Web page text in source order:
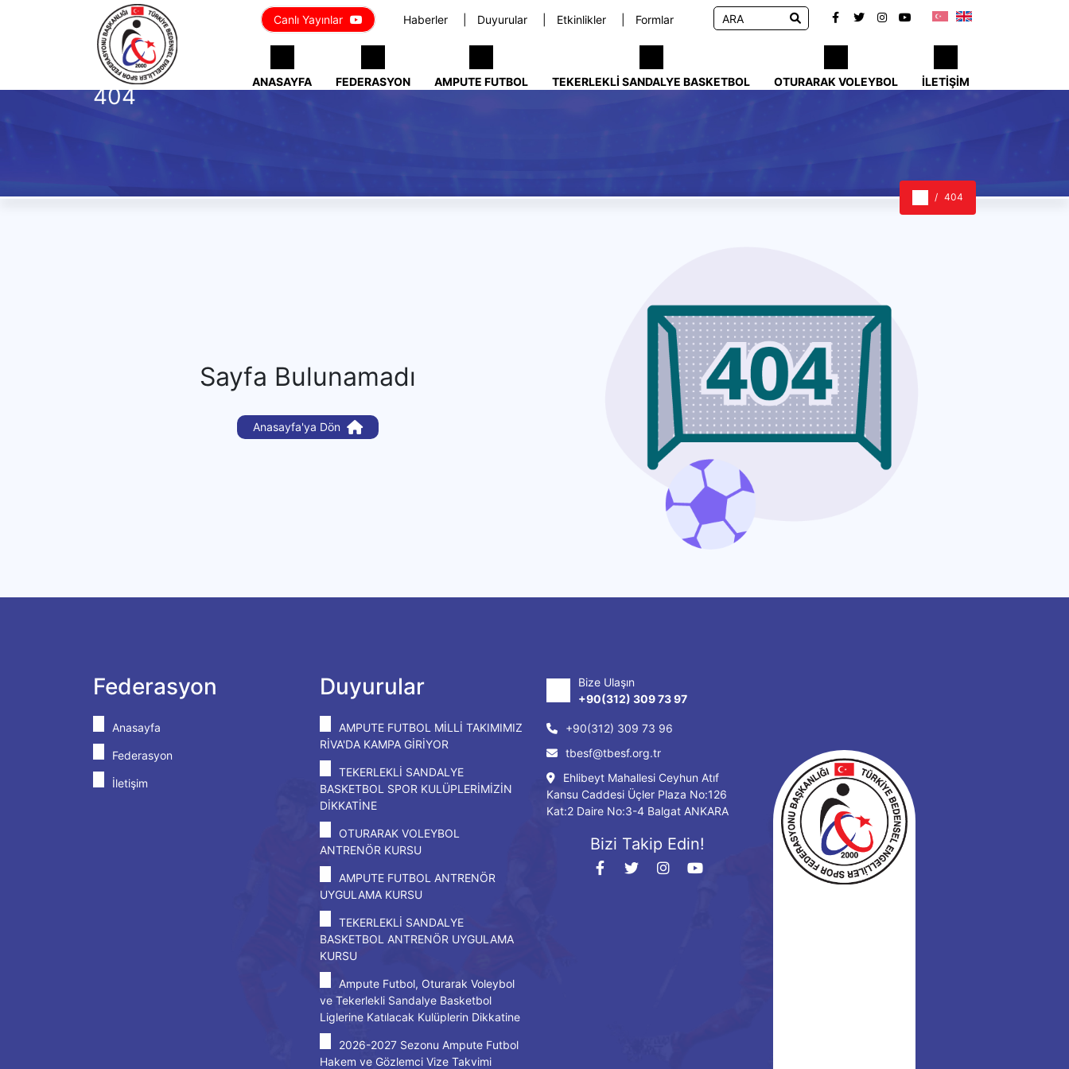
Haberler Duyurular Etkinlikler Formlar
Canlı Yayınlar
ANASAYFA FEDERASYON AMPUTE FUTBOL TEKERLEKLI SANDALYE BASKETBOL OTURARAK VOLEYBOL İLETIŞIM
404
404
Sayfa Bulunamadı
Anasayfa'ya Dön
Federasyon
Anasayfa
Federasyon
İletişim
Duyurular
AMPUTE FUTBOL MİLLİ TAKIMIMIZ
RİVA'DA KAMPA GİRİYOR
TEKERLEKLİ SANDALYE
BASKETBOL SPOR KULÜPLERİMİZİN
DİKKATİNE
OTURARAK VOLEYBOL
ANTRENÖR KURSU
AMPUTE FUTBOL ANTRENÖR
UYGULAMA KURSU
TEKERLEKLİ SANDALYE
BASKETBOL ANTRENÖR UYGULAMA
KURSU
Ampute Futbol, Oturarak Voleybol
ve Tekerlekli Sandalye Basketbol
Liglerine Katılacak Kulüplerin Dikkatine
2026-2027 Sezonu Ampute Futbol
Hakem ve Gözlemci Vize Takvimi
Bize Ulaşın
+90(312) 309 73 97
+90(312) 309 73 96
tbesf@tbesf.org.tr
Ehlibeyt Mahallesi Ceyhun Atıf
Kansu Caddesi Üçler Plaza No:126
Kat:2 Daire No:3-4 Balgat ANKARA
Bizi Takip Edin!